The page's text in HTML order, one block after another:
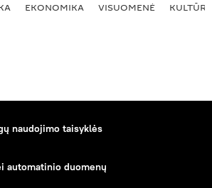
EKONOMIKA VISUOMENĖ KULTŪRA
naudojimo taisyklės
automatinio duomenų